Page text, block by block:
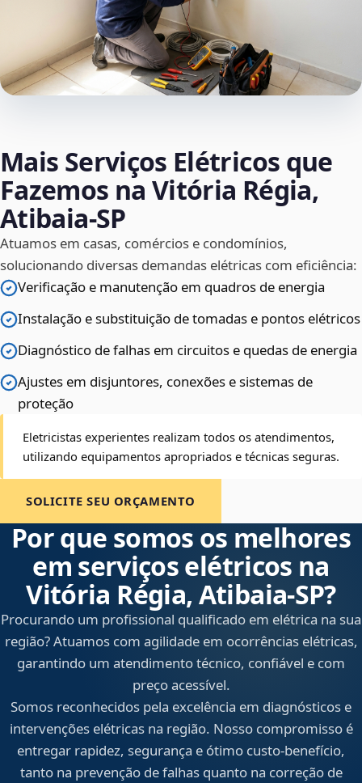
Mais Serviços Elétricos que
Fazemos na Vitória Régia,
Atibaia‑SP
Atuamos em casas, comércios e condomínios,
solucionando diversas demandas elétricas com eficiência:
Verificação e manutenção em quadros de energia
Instalação e substituição de tomadas e pontos elétricos
Diagnóstico de falhas em circuitos e quedas de energia
Ajustes em disjuntores, conexões e sistemas de
proteção
Eletricistas experientes realizam todos os atendimentos,
utilizando equipamentos apropriados e técnicas seguras.
SOLICITE SEU ORÇAMENTO
Por que somos os melhores
em serviços elétricos na
Vitória Régia, Atibaia‑SP?
Procurando um profissional qualificado em elétrica na sua
região? Atuamos com agilidade em ocorrências elétricas,
garantindo um atendimento técnico, confiável e com
preço acessível.
Somos reconhecidos pela excelência em diagnósticos e
intervenções elétricas na região. Nosso compromisso é
entregar rapidez, segurança e ótimo custo-benefício,
tanto na prevenção de falhas quanto na correção de